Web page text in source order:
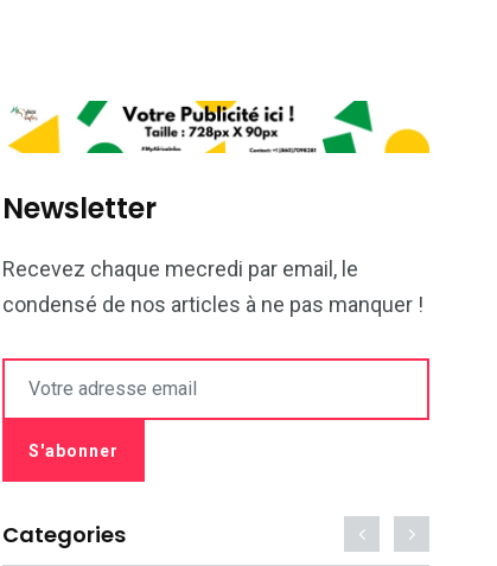
Newsletter
Recevez chaque mecredi par email, le
condensé de nos articles à ne pas manquer !
Categories